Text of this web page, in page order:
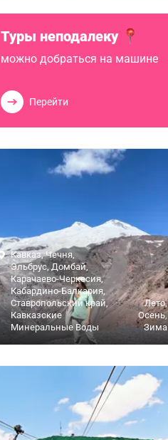
Туры неподалеку
можно добраться на машине
Перейти
Кавказ, Чечня,
Эльбрус, Домбай,
Карачаево-Черкесия,
Кабардино-Балкария,
Ставропольский край,
Кавказские
Минеральные Воды
Лето,
Осень,
Зима